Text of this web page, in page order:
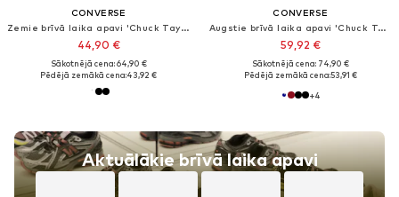
CONVERSE
Zemie brīvā laika apavi 'Chuck Taylor All Star'
44,90 €
Sākotnējā cena: 64,90 €
Pēdējā zemākā cena:43,92 €
Aktuālākie brīvā laika apavi
CONVERSE
Augstie brīvā laika apavi 'Chuck Taylor All Star Classic'
59,92 €
Sākotnējā cena: 74,90 €
Pēdējā zemākā cena:53,91 €
+4